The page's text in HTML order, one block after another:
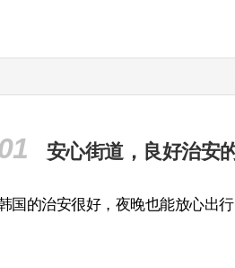
安心街道，良好治安
国的治安很好，夜晚也能放心出